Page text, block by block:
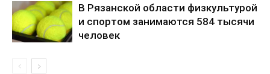
В Рязанской области физкультурой
и спортом занимаются 584 тысячи
человек